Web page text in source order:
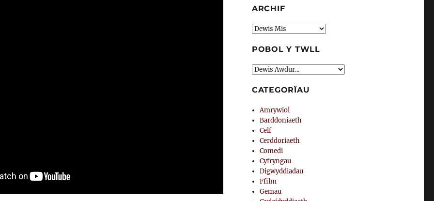
ARCHIF
Archif
POBOL Y TWLL
CATEGORÏAU
Amrywiol
Barddoniaeth
Celf
Cerddoriaeth
Comedi
Cyfryngau
Digwyddiadau
Ffilm
Gemau